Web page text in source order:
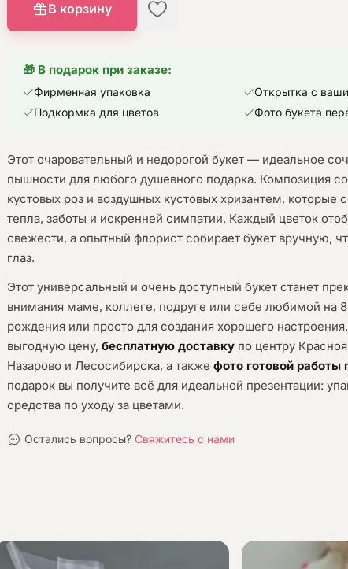
В корзину
🎁 В подарок при заказе:
Фирменная упаковка
Открытка с
Подкормка для цветов
Фото букета
Этот очаровательный и недорогой букет — идеальное
пышности для любого душевного подарка. Композиция
кустовых роз и воздушных кустовых хризантем, которые
тепла, заботы и искренней симпатии. Каждый цветок
свежести, а опытный флорист собирает букет вручную,
глаз.
Этот универсальный и очень доступный букет станет
внимания маме, коллеге, подруге или себе любимой на
рождения или просто для создания хорошего
выгодную цену, бесплатную доставку по центру
Назарово и Лесосибирска, а также фото готовой работы
подарок вы получите всё для идеальной презентации:
средства по уходу за цветами.
Остались вопросы? Свяжитесь с нами